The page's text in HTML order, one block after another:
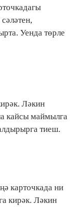
Уенда төрле
Ләкин
кайсы маймылга
тиеш.
карточкада ни
кирәк. Ләкин